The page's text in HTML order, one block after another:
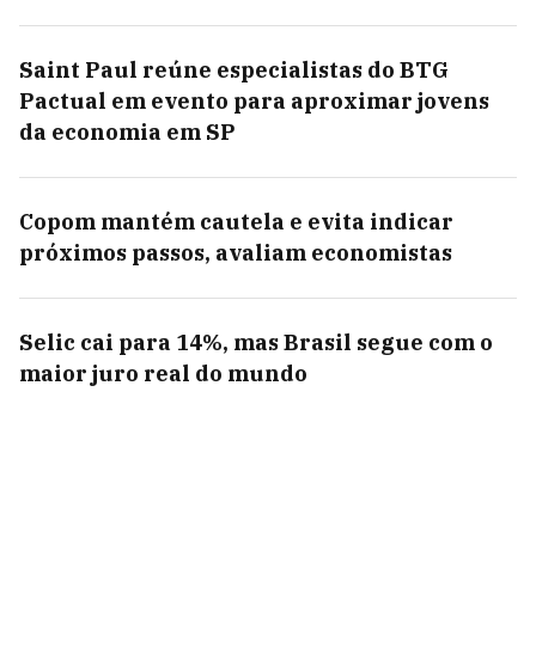
Saint Paul reúne especialistas do BTG
Pactual em evento para aproximar jovens
da economia em SP
Copom mantém cautela e evita indicar
próximos passos, avaliam economistas
Selic cai para 14%, mas Brasil segue com o
maior juro real do mundo